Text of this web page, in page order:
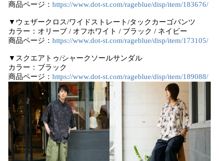
商品ページ： https://www.dot-st.com/rageblue/disp/item/183676/
▼ウェザークロス/ワイドストレート/タックカーゴパンツ
カラー：オリーブ / オフホワイト / ブラック / ネイビー
商品ページ： https://www.dot-st.com/rageblue/disp/item/173105/
▼スクエアトゥ/シャークソールサンダル
カラー：ブラック
商品ページ： https://www.dot-st.com/rageblue/disp/item/189088/